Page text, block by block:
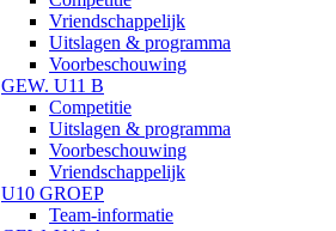
Vriendschappelijk
Uitslagen & programma
Voorbeschouwing
GEW. U11 B
Competitie
Uitslagen & programma
Voorbeschouwing
Vriendschappelijk
U10 GROEP
Team-informatie